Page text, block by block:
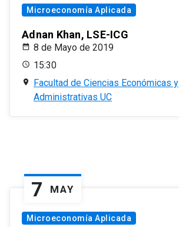
Microeconomía Aplicada
Adnan Khan, LSE-ICG
8 de Mayo de 2019
15:30
Facultad de Ciencias Económicas y
Administrativas UC
7 MAY
Microeconomía Aplicada